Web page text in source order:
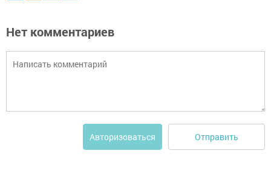
Нет комментариев
Авторизоваться Отправить